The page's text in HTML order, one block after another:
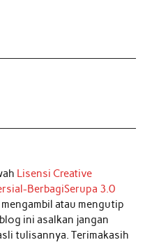
Lisensi Creative
BerbagiSerupa 3.0
mengambil atau mengutip
ini asalkan jangan
tulisannya. Terimakasih